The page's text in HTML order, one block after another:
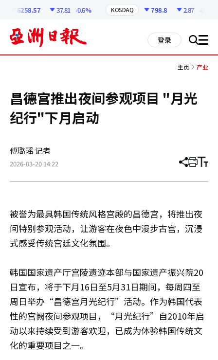
6258.57 37.81 -0.6% KOSDAQ 798.8 2.87 -0.36%
登录 搜 all
主页 产业
昌德宫推出夜间参观项目 "月光
纪行"下月启动
傅璐瑶 记者
2026-03-20 14:22 分
章
打 调
小
被誉为最具韩国传统风格宫殿的昌德宫，将推出夜
间特别参观活动，让游客在夜色中漫步古宫，沉浸
式感受传统宫廷文化氛围。
韩国国家遗产厅宫陵遗迹本部与国家遗产振兴院20
日宣布，将于下月16日至5月31日期间，每周四至
周日举办“昌德宫月光纪行”活动。作为韩国代表
性的宫阙夜间参观项目，“月光纪行”自2010年启
动以来持续受到游客欢迎，已成为体验韩国传统文
化的重要项目之一。